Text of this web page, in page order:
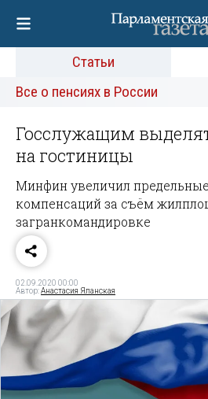
Статьи
Все о пенсиях в России
Госслужащим
на гостиницы
Минфин увеличил
компенсаций за съём
загранкомандировке
02.09.2020 00:00
Автор:Анастасия Яланская